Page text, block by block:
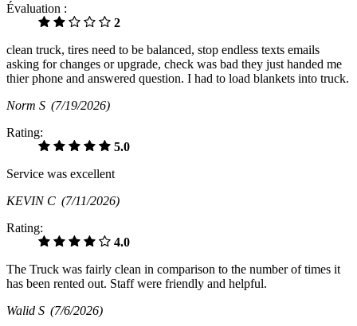
Évaluation :
2
clean truck, tires need to be balanced, stop endless texts emails
asking for changes or upgrade, check was bad they just handed me
thier phone and answered question. I had to load blankets into truck.
Norm S (7/19/2026)
Rating:
5.0
Service was excellent
KEVIN C (7/11/2026)
Rating:
4.0
The Truck was fairly clean in comparison to the number of times it
has been rented out. Staff were friendly and helpful.
Walid S (7/6/2026)